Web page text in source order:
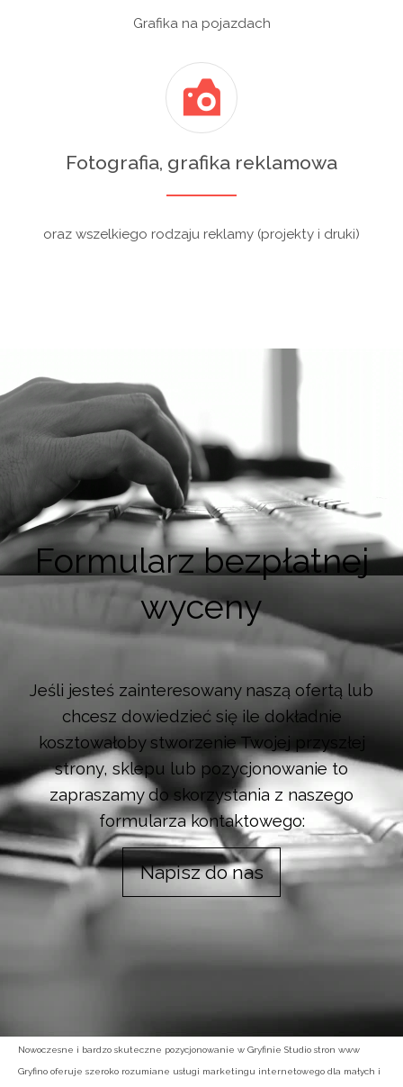
Grafika na pojazdach
Fotografia, grafika reklamowa
oraz wszelkiego rodzaju reklamy (projekty i druki)
Formularz bezpłatnej
wyceny
Jeśli jesteś zainteresowany naszą ofertą lub
chcesz dowiedzieć się ile dokładnie
kosztowałoby stworzenie Twojej przyszłej
strony, sklepu lub pozycjonowanie to
zapraszamy do skorzystania z naszego
formularza kontaktowego:
Napisz do nas
Nowoczesne i bardzo skuteczne pozycjonowanie w Gryfinie Studio stron www
Gryfino oferuje szeroko rozumiane usługi marketingu internetowego dla małych i